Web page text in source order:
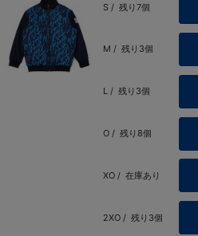
S / 残り7個
M / 残り3個
L / 残り3個
O / 残り8個
XO / 在庫あり
2XO / 残り3個